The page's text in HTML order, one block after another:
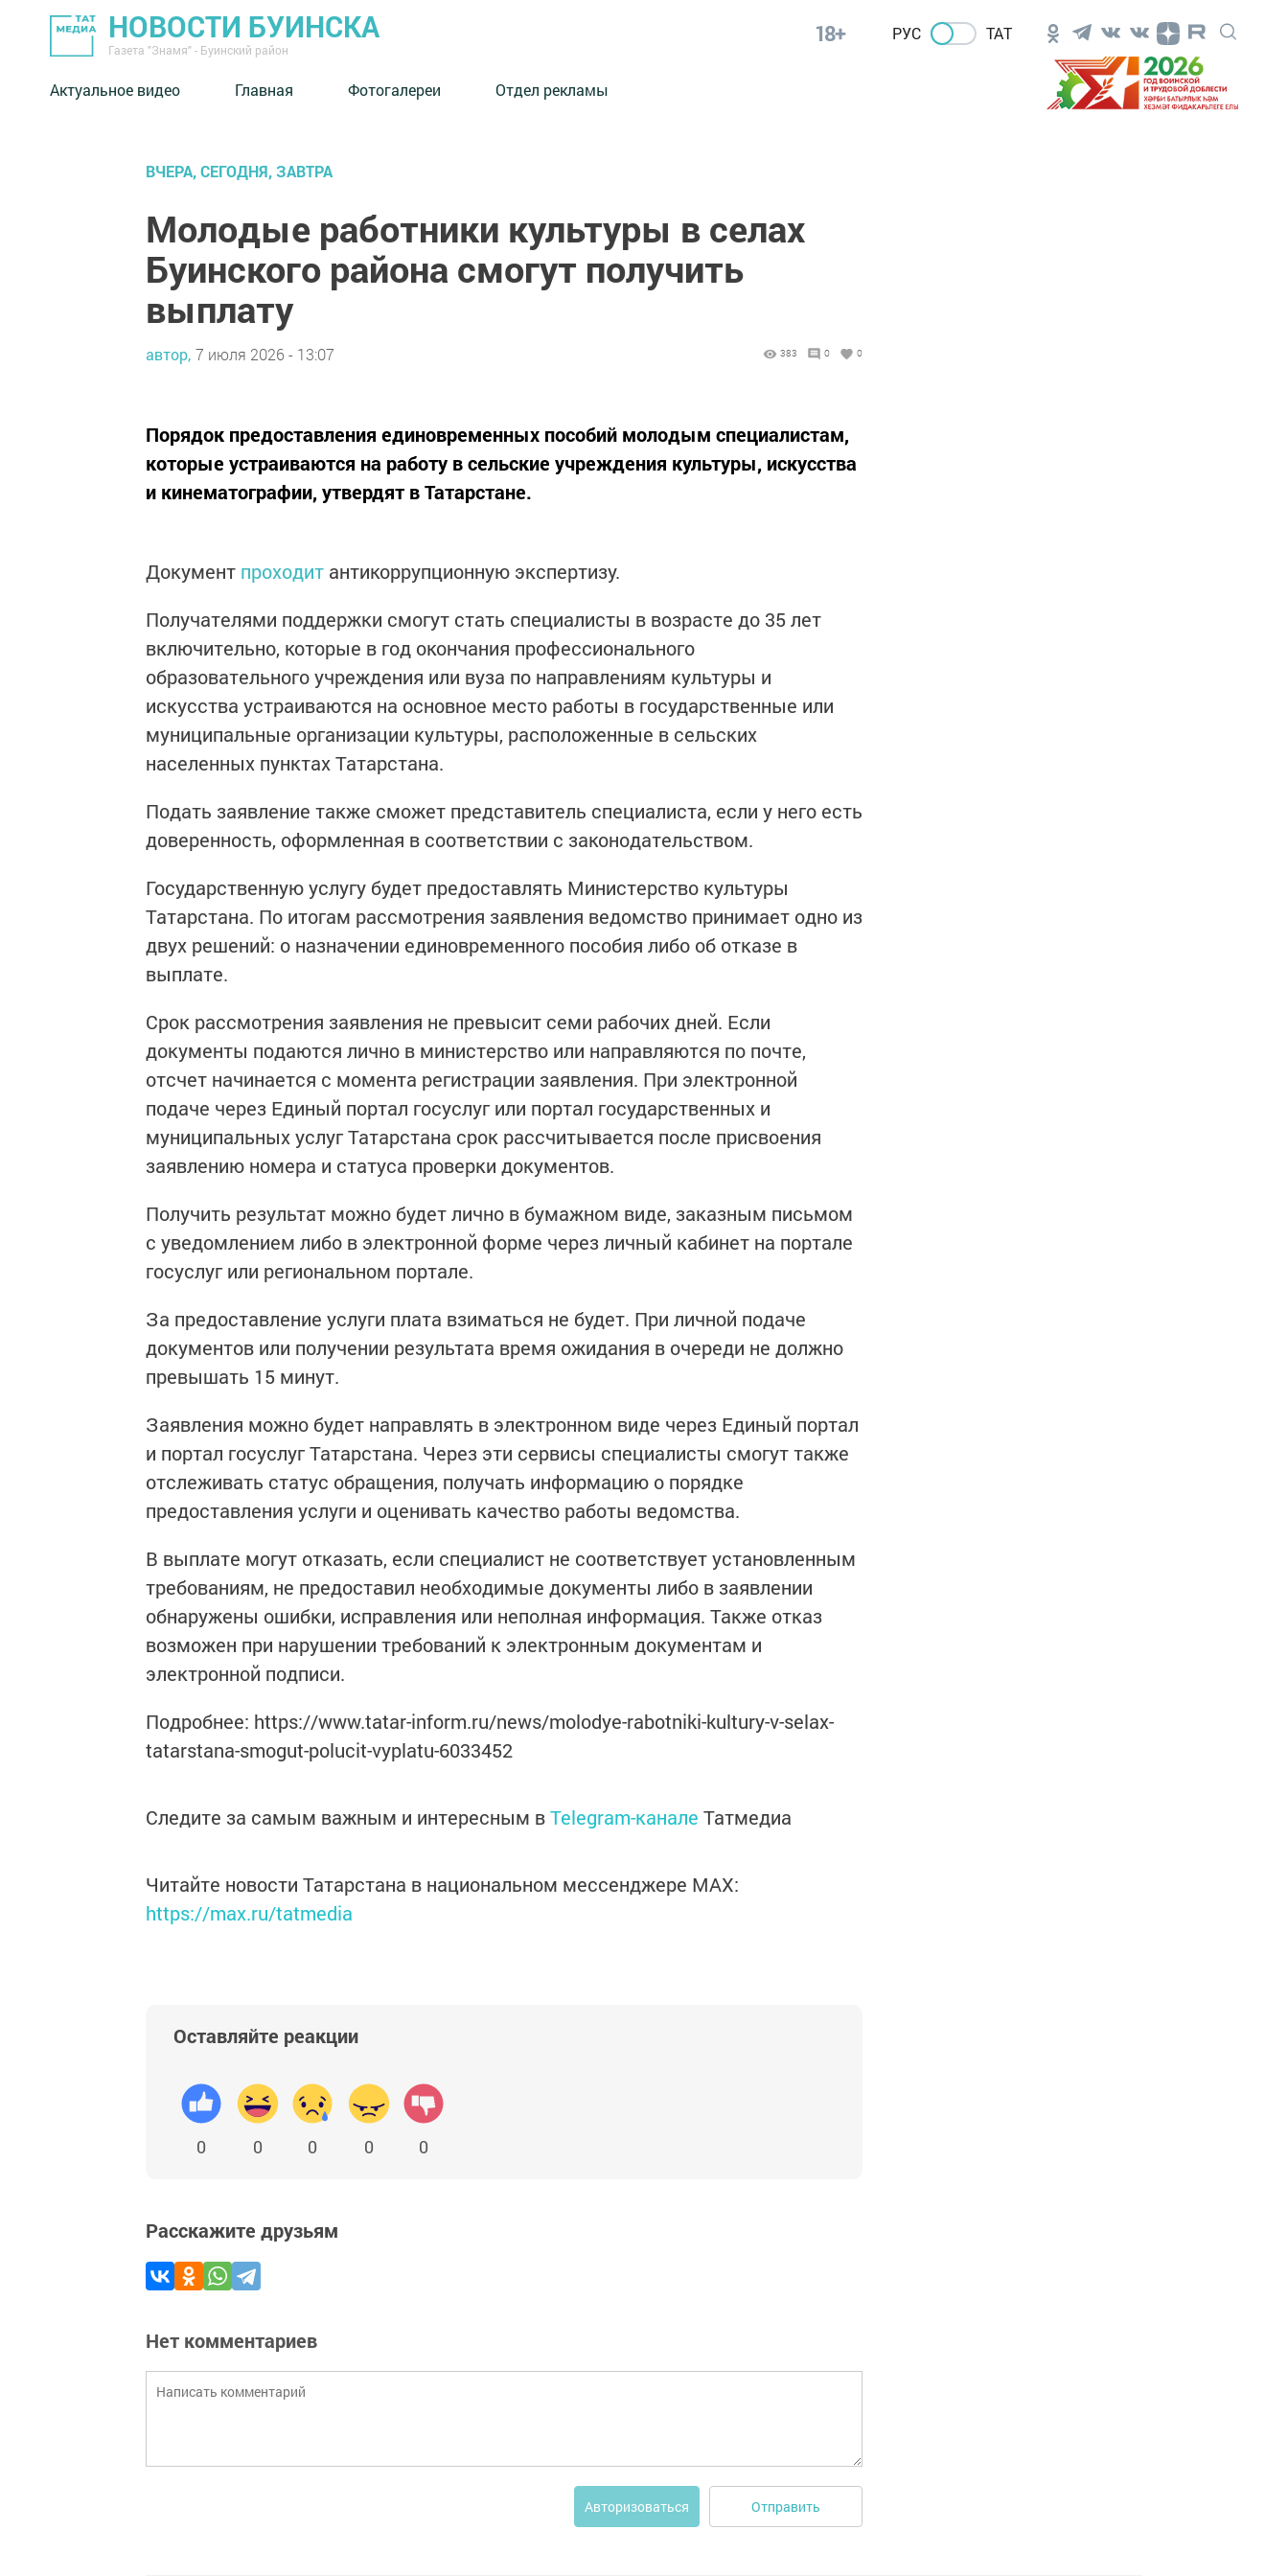
НОВОСТИ БУИНСКА
Газета "Знамя" - Буинский район
18+ РУС ТАТ
Актуальное видео Главная Фотогалереи Отдел рекламы
ВЧЕРА, СЕГОДНЯ, ЗАВТРА
Молодые работники культуры в селах
Буинского района смогут получить
выплату
автор, 7 июля 2026 - 13:07 383 0 0
Порядок предоставления единовременных пособий молодым специалистам,
которые устраиваются на работу в сельские учреждения культуры, искусства
и кинематографии, утвердят в Татарстане.
Документ проходит антикоррупционную экспертизу.
Получателями поддержки смогут стать специалисты в возрасте до 35 лет
включительно, которые в год окончания профессионального
образовательного учреждения или вуза по направлениям культуры и
искусства устраиваются на основное место работы в государственные или
муниципальные организации культуры, расположенные в сельских
населенных пунктах Татарстана.
Подать заявление также сможет представитель специалиста, если у него есть
доверенность, оформленная в соответствии с законодательством.
Государственную услугу будет предоставлять Министерство культуры
Татарстана. По итогам рассмотрения заявления ведомство принимает одно из
двух решений: о назначении единовременного пособия либо об отказе в
выплате.
Срок рассмотрения заявления не превысит семи рабочих дней. Если
документы подаются лично в министерство или направляются по почте,
отсчет начинается с момента регистрации заявления. При электронной
подаче через Единый портал госуслуг или портал государственных и
муниципальных услуг Татарстана срок рассчитывается после присвоения
заявлению номера и статуса проверки документов.
Получить результат можно будет лично в бумажном виде, заказным письмом
с уведомлением либо в электронной форме через личный кабинет на портале
госуслуг или региональном портале.
За предоставление услуги плата взиматься не будет. При личной подаче
документов или получении результата время ожидания в очереди не должно
превышать 15 минут.
Заявления можно будет направлять в электронном виде через Единый портал
и портал госуслуг Татарстана. Через эти сервисы специалисты смогут также
отслеживать статус обращения, получать информацию о порядке
предоставления услуги и оценивать качество работы ведомства.
В выплате могут отказать, если специалист не соответствует установленным
требованиям, не предоставил необходимые документы либо в заявлении
обнаружены ошибки, исправления или неполная информация. Также отказ
возможен при нарушении требований к электронным документам и
электронной подписи.
Подробнее: https://www.tatar-inform.ru/news/molodye-rabotniki-kultury-v-selax-
tatarstana-smogut-polucit-vyplatu-6033452
Следите за самым важным и интересным вTelegram-канале Татмедиа
Читайте новости Татарстана в национальном мессенджере MАХ:
https://max.ru/tatmedia
Оставляйте реакции
0 0 0 0 0
Расскажите друзьям
Нет комментариев
Авторизоваться Отправить